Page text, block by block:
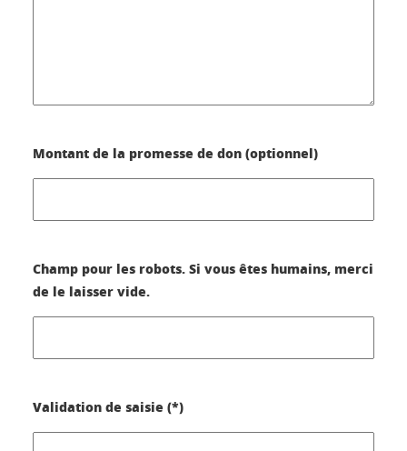
Montant de la promesse de don (optionnel)
Champ pour les robots. Si vous êtes humains, merci
de le laisser vide.
Validation de saisie (*)